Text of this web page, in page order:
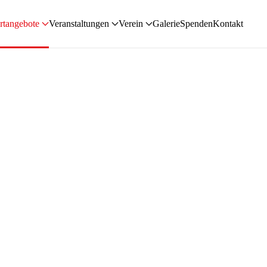
Veranstaltungen Verein GalerieSpendenKontakt